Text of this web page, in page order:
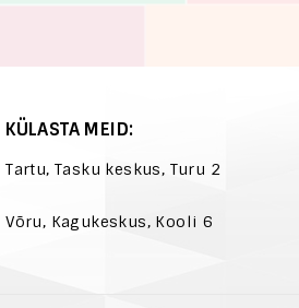
KÜLASTA MEID:
Tartu, Tasku keskus, Turu 2
Võru, Kagukeskus, Kooli 6